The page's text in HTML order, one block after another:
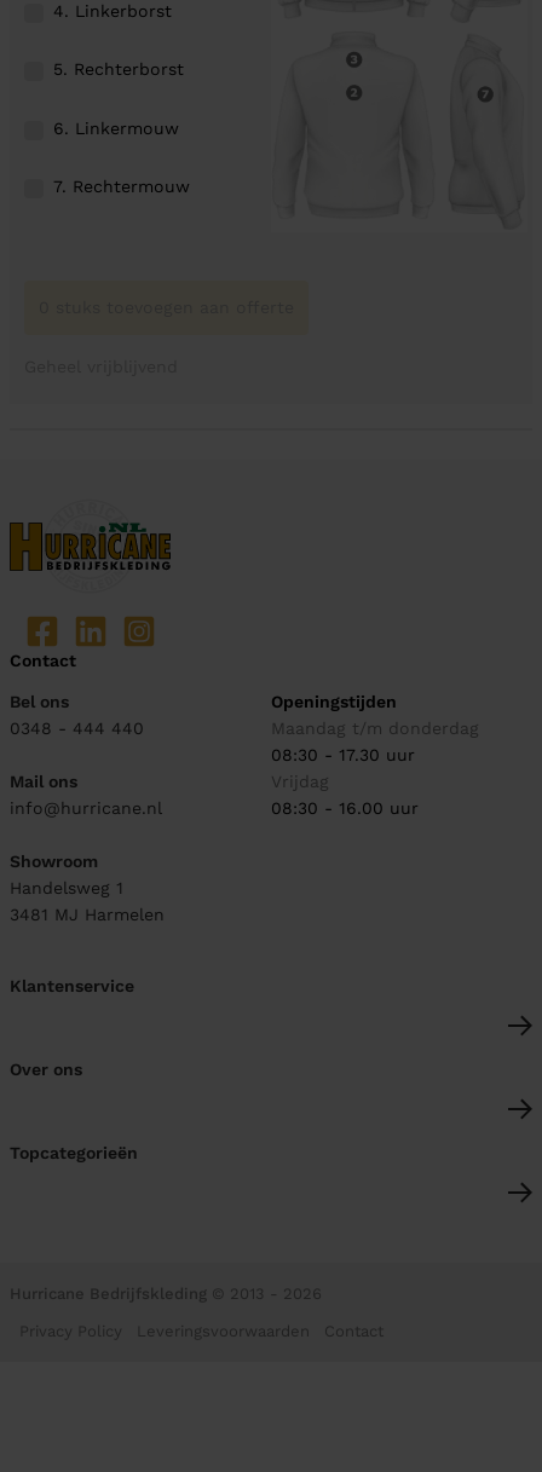
4. Linkerborst
5. Rechterborst
6. Linkermouw
7. Rechtermouw
Contact
Bel ons
0348 - 444 440
Mail ons
info@hurricane.nl
Showroom
Handelsweg 1
3481 MJ Harmelen
Openingstijden
Maandag t/m donderdag
08:30 - 17.30 uur
Vrijdag
08:30 - 16.00 uur
Klantenservice
Over ons
Topcategorieën
Hurricane Bedrijfskleding © 2013 - 2026
Privacy Policy Leveringsvoorwaarden Contact